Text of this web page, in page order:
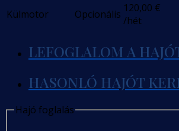
Külmotor
Opcionális 120,00 €
/hét
LEFOGLALOM A
HASONLÓ HAJÓT
Hajó foglalás